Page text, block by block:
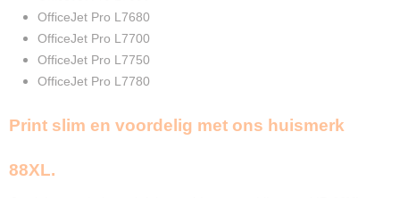
OfficeJet Pro L7680
OfficeJet Pro L7700
OfficeJet Pro L7750
OfficeJet Pro L7780
Print slim en voordelig met ons huismerk
88XL.